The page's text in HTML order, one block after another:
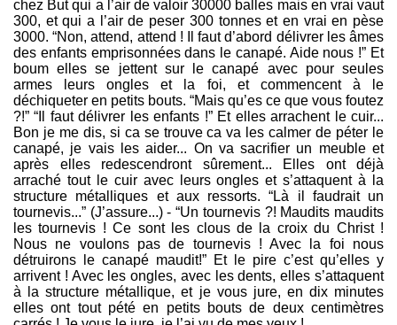
chez But qui a l’air de valoir 30000 balles mais en vrai vaut
300, et qui a l’air de peser 300 tonnes et en vrai en pèse
3000. “Non, attend, attend ! Il faut d’abord délivrer les âmes
des enfants emprisonnées dans le canapé. Aide nous !” Et
boum elles se jettent sur le canapé avec pour seules
armes leurs ongles et la foi, et commencent à le
déchiqueter en petits bouts. “Mais qu’es ce que vous foutez
?!” “Il faut délivrer les enfants !” Et elles arrachent le cuir...
Bon je me dis, si ca se trouve ca va les calmer de péter le
canapé, je vais les aider... On va sacrifier un meuble et
après elles redescendront sûrement... Elles ont déjà
arraché tout le cuir avec leurs ongles et s’attaquent à la
structure métalliques et aux ressorts. “Là il faudrait un
tournevis...” (J’assure...) - “Un tournevis ?! Maudits maudits
les tournevis ! Ce sont les clous de la croix du Christ !
Nous ne voulons pas de tournevis ! Avec la foi nous
détruirons le canapé maudit!” Et le pire c’est qu’elles y
arrivent ! Avec les ongles, avec les dents, elles s’attaquent
à la structure métallique, et je vous jure, en dix minutes
elles ont tout pété en petits bouts de deux centimètres